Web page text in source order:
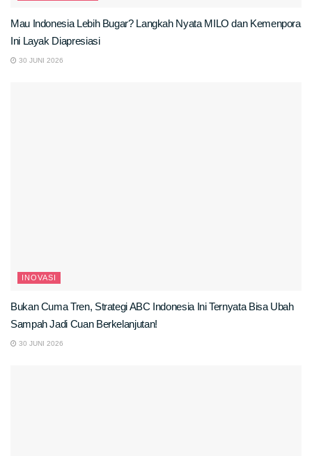
Mau Indonesia Lebih Bugar? Langkah Nyata MILO dan Kemenpora
Ini Layak Diapresiasi
30 JUNI 2026
INOVASI
Bukan Cuma Tren, Strategi ABC Indonesia Ini Ternyata Bisa Ubah
Sampah Jadi Cuan Berkelanjutan!
30 JUNI 2026